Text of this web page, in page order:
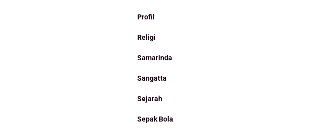
Profil
Religi
Samarinda
Sangatta
Sejarah
Sepak Bola